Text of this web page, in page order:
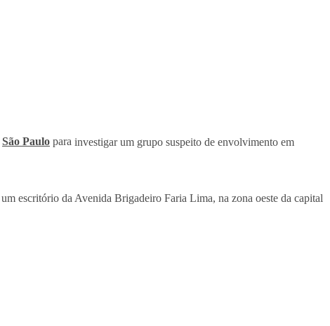
São Paulo para investigar um grupo suspeito de envolvimento em
um escritório da Avenida Brigadeiro Faria Lima, na zona oeste da capital